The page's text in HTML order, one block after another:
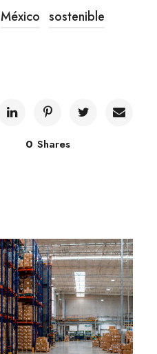
México sostenible
0 Shares